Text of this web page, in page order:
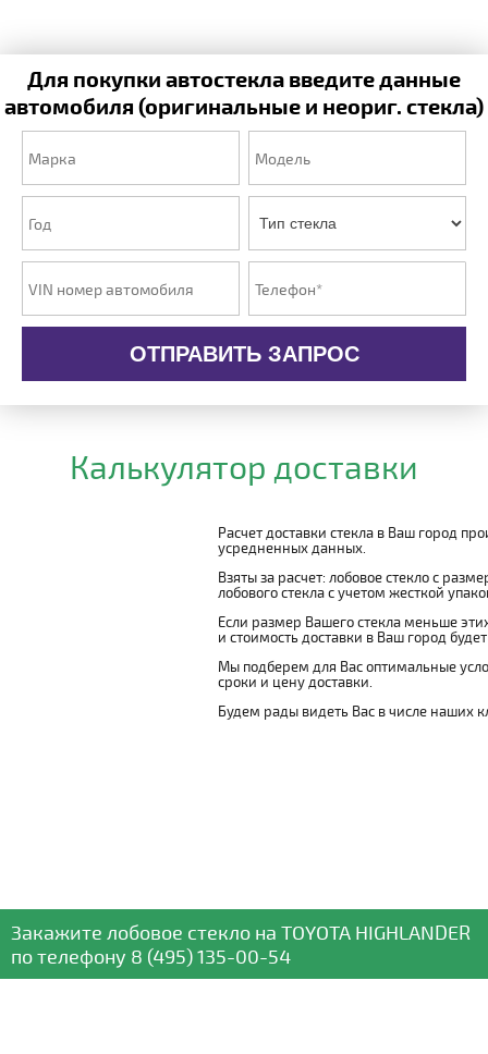
Для покупки автостекла введите данные
автомобиля (оригинальные и неориг. стекла)
ОТПРАВИТЬ ЗАПРОС
Калькулятор доставки
Расчет доставки стекла в Ваш город
усредненных данных.
Взяты за расчет: лобовое стекло с
лобового стекла с учетом жесткой
Если размер Вашего стекла меньше
и стоимость доставки в Ваш город
Мы подберем для Вас оптимальные
сроки и цену доставки.
Будем рады видеть Вас в числе наших
Закажите лобовое стекло на TOYOTA HIGHLANDER
по телефону 8 (495) 135-00-54